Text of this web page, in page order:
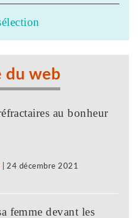
du web
au bonheur
24 décembre 2021
femme devant les